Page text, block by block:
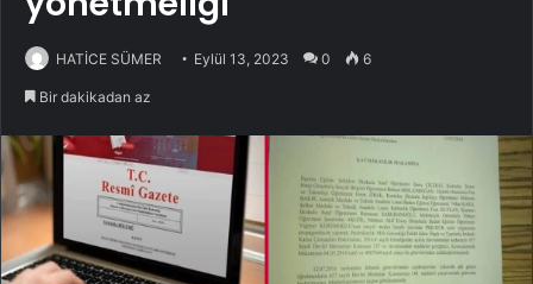
HATİCE SÜMER Eylül 13, 2023 0 6
Bir dakikadan az